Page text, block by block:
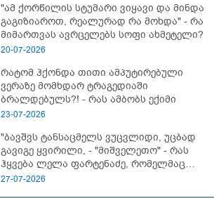
"ამ ქორწილის სტუმარი ვიყავი და მინდა
გაგიზიაროთ, რეალურად რა მოხდა" - რა
მიმართვას ავრცელებს სოფი ახმეტელი?
20-07-2026
რატომ ჰქონდა თითი ამპუტირებული
ვერაზე მომხდარ ტრაგედიაში
ბრალდებულს?! - რას ამბობს ექიმი
23-07-2026
"ბავშვს ტანსაცმელს ვუცვლიდი, უცბად
გავიგე ყვირილი, - "მიშველეთო" - რას
ჰყვება ლელა ფარტენაძე, რომელმაც
ბათუმში 16 წლის ბიჭი ზღვაში
27-07-2026